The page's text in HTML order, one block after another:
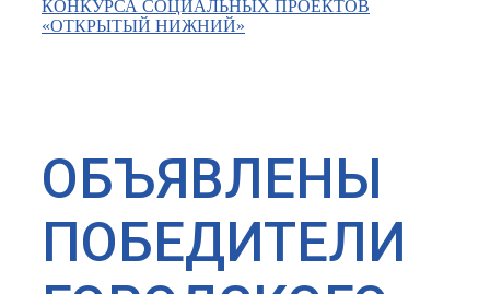
КОНКУРСА СОЦИАЛЬНЫХ ПРОЕКТОВ
«ОТКРЫТЫЙ НИЖНИЙ»
ОБЪЯВЛЕНЫ
ПОБЕДИТЕЛИ